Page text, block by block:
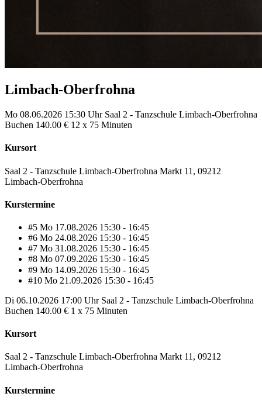
Limbach-Oberfrohna
Mo 08.06.2026 15:30 Uhr Saal 2 - Tanzschule Limbach-Oberfrohna
Buchen 140.00 € 12 x 75 Minuten
Kursort
Saal 2 - Tanzschule Limbach-Oberfrohna Markt 11, 09212
Limbach-Oberfrohna
Kurstermine
#5 Mo 17.08.2026 15:30 - 16:45
#6 Mo 24.08.2026 15:30 - 16:45
#7 Mo 31.08.2026 15:30 - 16:45
#8 Mo 07.09.2026 15:30 - 16:45
#9 Mo 14.09.2026 15:30 - 16:45
#10 Mo 21.09.2026 15:30 - 16:45
Di 06.10.2026 17:00 Uhr Saal 2 - Tanzschule Limbach-Oberfrohna
Buchen 140.00 € 1 x 75 Minuten
Kursort
Saal 2 - Tanzschule Limbach-Oberfrohna Markt 11, 09212
Limbach-Oberfrohna
Kurstermine